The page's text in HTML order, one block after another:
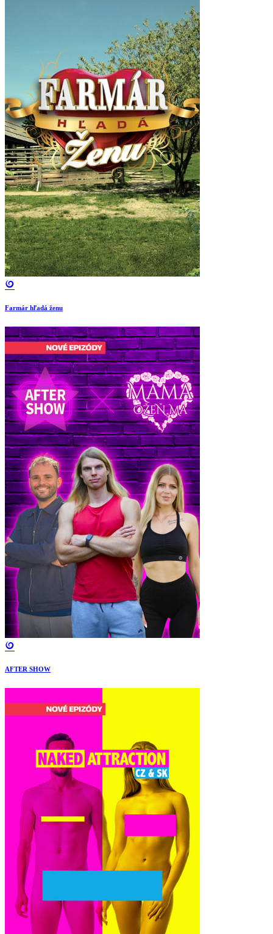
Farmár hľadá ženu
AFTER SHOW